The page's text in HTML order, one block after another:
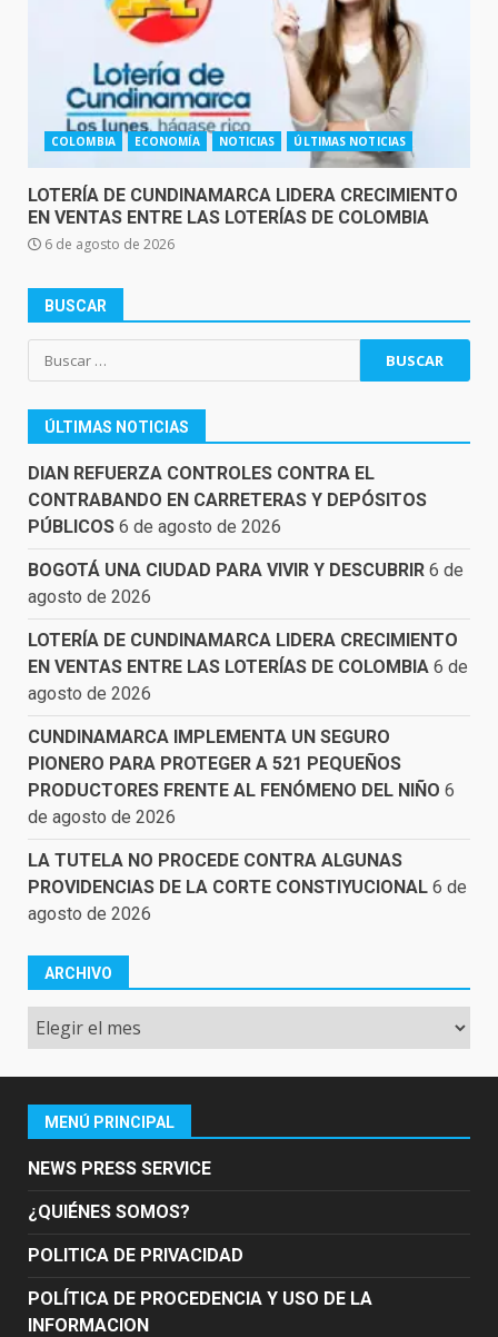
COLOMBIA ECONOMÍA NOTICIAS ÚLTIMAS NOTICIAS
LOTERÍA DE CUNDINAMARCA LIDERA CRECIMIENTO
EN VENTAS ENTRE LAS LOTERÍAS DE COLOMBIA
6 de agosto de 2026
BUSCAR
Buscar:
ÚLTIMAS NOTICIAS
DIAN REFUERZA CONTROLES CONTRA EL
CONTRABANDO EN CARRETERAS Y DEPÓSITOS
PÚBLICOS 6 de agosto de 2026
BOGOTÁ UNA CIUDAD PARA VIVIR Y DESCUBRIR 6 de
agosto de 2026
LOTERÍA DE CUNDINAMARCA LIDERA CRECIMIENTO
EN VENTAS ENTRE LAS LOTERÍAS DE COLOMBIA 6 de
agosto de 2026
CUNDINAMARCA IMPLEMENTA UN SEGURO
PIONERO PARA PROTEGER A 521 PEQUEÑOS
PRODUCTORES FRENTE AL FENÓMENO DEL NIÑO 6
de agosto de 2026
LA TUTELA NO PROCEDE CONTRA ALGUNAS
PROVIDENCIAS DE LA CORTE CONSTIYUCIONAL 6 de
agosto de 2026
ARCHIVO
Archivo
MENÚ PRINCIPAL
NEWS PRESS SERVICE
¿QUIÉNES SOMOS?
POLITICA DE PRIVACIDAD
POLÍTICA DE PROCEDENCIA Y USO DE LA
INFORMACION